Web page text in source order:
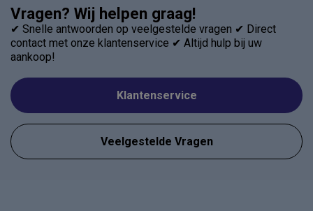
Vragen? Wij helpen graag!
✔ Snelle antwoorden op veelgestelde vragen ✔ Direct
contact met onze klantenservice ✔ Altijd hulp bij uw
aankoop!
Klantenservice
Veelgestelde Vragen